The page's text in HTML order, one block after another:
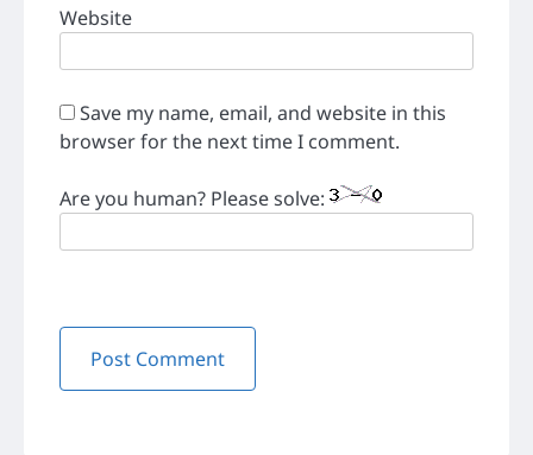
Website
Save my name, email, and website in this
browser for the next time I comment.
Are you human? Please solve: